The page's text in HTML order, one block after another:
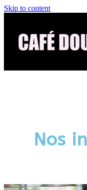
Skip to content
Nos